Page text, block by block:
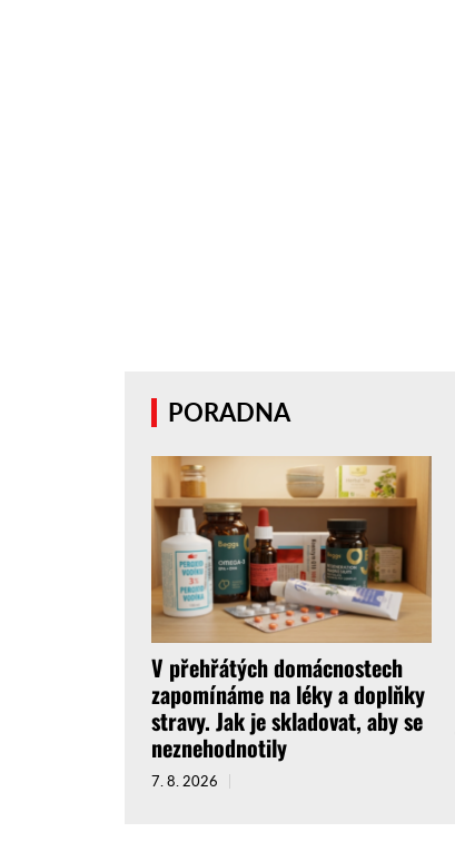
PORADNA
V přehřátých domácnostech
zapomínáme na léky a doplňky
stravy. Jak je skladovat, aby se
neznehodnotily
7. 8. 2026